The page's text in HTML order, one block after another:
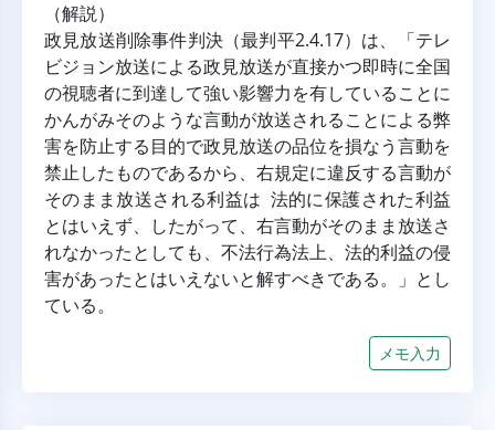
（解説）
政見放送削除事件判決（最判平2.4.17）は、「テレ
ビジョン放送による政見放送が直接かつ即時に全国
の視聴者に到達して強い影響力を有していることに
かんがみそのような言動が放送されることによる弊
害を防止する目的で政見放送の品位を損なう言動を
禁止したものであるから、右規定に違反する言動が
そのまま放送される利益は 法的に保護された利益
とはいえず、したがって、右言動がそのまま放送さ
れなかったとしても、不法行為法上、法的利益の侵
害があったとはいえないと解すべきである。」とし
ている。
メモ入力